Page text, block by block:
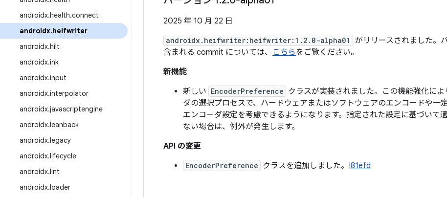
androidx.health.connect
androidx.heifwriter
androidx.hilt
androidx.ink
androidx.input
androidx.interpolator
androidx.javascriptengine
androidx.leanback
androidx.legacy
androidx.lifecycle
androidx.lint
androidx.loader
2025 年 10 月 22 日
androidx.heifwriter:heifwriter:1.2.0-alpha01
がリリースされました。
含まれる commit については、 こちらをご覧ください。
新機能
新しい EncoderPreference クラスが実装されました。この機能強化によ
ダの選択プロセスで、ハードウェアまたはソフトウェアのエンコードや一
エンコーダ設定を考慮できるようになります。指定された設定に基づいて
ない場合は、例外が発生します。
API の変更
EncoderPreference クラスを追加しました。 I81efd